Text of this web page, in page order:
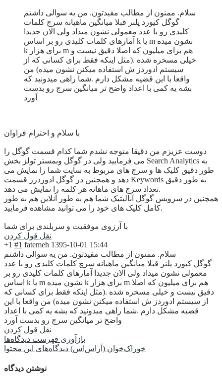
سلام. ممنون از مطالب مفیدتون. من یه سوالی داشتم
گوگل کیورد پلنر قبلا میانگین ماهیانه سرچ کلمات
کلیدی رو با عدد معمولی نشون میداد ولی الان جدیدا
آمارهای کلمات کلیدی رو بر اساس k یا m نشون میده
k برای هزار m هم برای میلیون که اصلا دقیق نیست و
خیلی مسخره شده .(مثل اینکه فقط برای کسانی که از
سیستم ادوردز ش استفاده میکنن نشون میده) من
واقعا با این قضیه مشکل دارم .شما راهی میدونید که
بشه یه کمی با اعداد واضح تر میانگین سرچ رو بدست
آورد
با سلام و احترام فراوان
دوست عزیزم من دقیقا متوجه نشدم شما کدام قسمت گوگل را
می فرمایید ولی در گوگل وبمستر تولز بخش Search Analytics به
طور دقیق کلیک ها و سرچ های مربوط به سایت شما را نمایش می
دهد و همچنین در گوگل ادوردرز قسمت Keywords به طور دقیق
تعداد سرچ های ماهانه هر کلمه را نمایش می دهد.
همچنین در سرویس گوگل آنالیتیک شما هم به طور آنلاین هم به طور
کامل کلیک های خود را می توانید مشاهده فرمایید.
با آرزوی موفقیت و سربلندی برای شما
نقل قول کردن
+1 #1 fatemeh 1395-10-01 15:44
سلام. ممنون از مطالب مفیدتون. من یه سوالی داشتم
گوگل کیورد پلنر قبلا میانگین ماهیانه سرچ کلمات کلیدی رو با عدد
معمولی نشون میداد ولی الان جدیدا آمارهای کلمات کلیدی رو بر
اساس k یا m نشون میده k برای هزار m هم برای میلیون که اصلا
دقیق نیست و خیلی مسخره شده .(مثل اینکه فقط برای کسانی که
از سیستم ادوردز ش استفاده میکنن نشون میده) من واقعا با این
قضیه مشکل دارم .شما راهی میدونید که بشه یه کمی با اعداد
واضح تر میانگین سرچ رو بدست آورد
نقل قول کردن
بازآوری فهرست دیدگاه‌ها
خوراک‌خوان (آراس‌اس) دیدگاه‌های این محتوا
نوشتن دیدگاه